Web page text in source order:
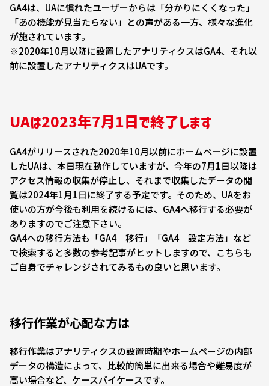
GA4は、UAに慣れたユーザーからは「分かりにくくなった」
「あの機能が見当たらない」との声がある一方、様々な進化
が施されています。
※2020年10月以降に設置したアナリティクスはGA4、それ以
前に設置したアナリティクスはUAです。
UAは2023年7月1日で終了します
GA4がリリースされた2020年10月以前にホームページに設置
したUAは、本日現在動作していますが、今年の7月1日以降は
アクセス情報の収集が停止し、それまで収集したデータの閲
覧は2024年1月1日に終了する予定です。そのため、UAをお
使いの方が今後も利用を続けるには、GA4へ移行する必要が
ありますのでご注意下さい。
GA4への移行方法も「GA4 移行」「GA4 設定方法」など
で検索すると多数の参考記事がヒットしますので、こちらも
ご自身でチャレンジされてみるもの良いと思います。
移行作業が心配な方は
移行作業はアナリティクスの設置時期やホームページの内部
データの構造によって、比較的簡単に出来る場合や難易度が
高い場合など、ケースバイケースです。